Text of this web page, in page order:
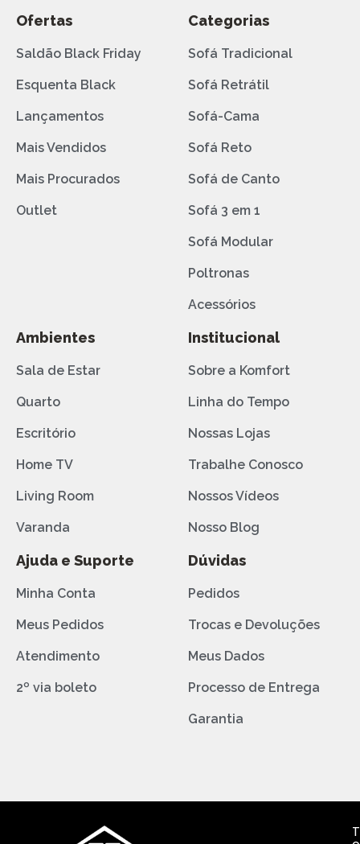
Ofertas
Saldão Black Friday
Esquenta Black
Lançamentos
Mais Vendidos
Mais Procurados
Outlet
Categorias
Sofá Tradicional
Sofá Retrátil
Sofá-Cama
Sofá Reto
Sofá de Canto
Sofá 3 em 1
Sofá Modular
Poltronas
Acessórios
Ambientes
Sala de Estar
Quarto
Escritório
Home TV
Living Room
Varanda
Institucional
Sobre a Komfort
Linha do Tempo
Nossas Lojas
Trabalhe Conosco
Nossos Vídeos
Nosso Blog
Ajuda e Suporte
Minha Conta
Meus Pedidos
Atendimento
2º via boleto
Dúvidas
Pedidos
Trocas e Devoluções
Meus Dados
Processo de Entrega
Garantia